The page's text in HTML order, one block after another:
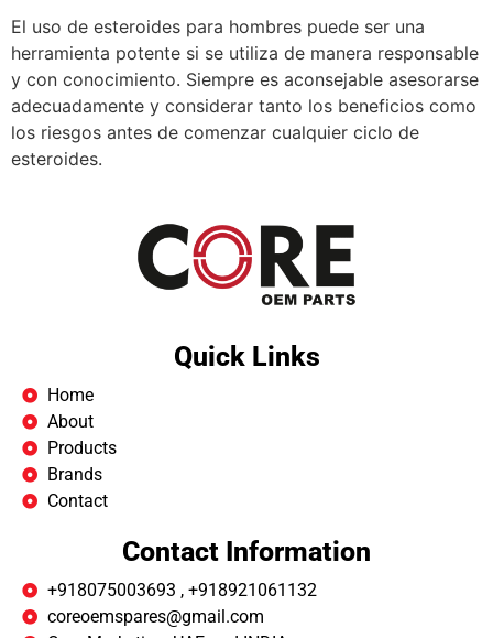
El uso de esteroides para hombres puede ser una
herramienta potente si se utiliza de manera responsable
y con conocimiento. Siempre es aconsejable asesorarse
adecuadamente y considerar tanto los beneficios como
los riesgos antes de comenzar cualquier ciclo de
esteroides.
Quick Links
Home
About
Products
Brands
Contact
Contact Information
+918075003693 , +918921061132
coreoemspares@gmail.com